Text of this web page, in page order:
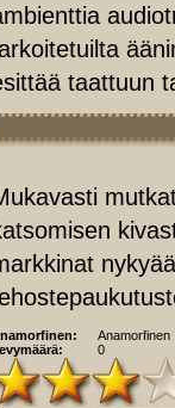
taattuun
Anamorfinen
0